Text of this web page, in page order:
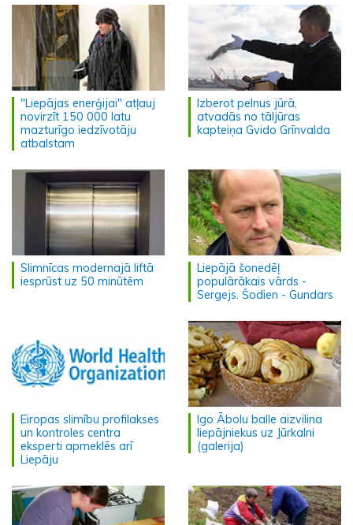
"Liepājas enerģijai" atļauj
novirzīt 150 000 latu
mazturīgo iedzīvotāju
atbalstam
Izberot pelnus jūrā,
atvadās no tāljūras
kapteiņa Gvido Grīnvalda
Slimnīcas modernajā liftā
iesprūst uz 50 minūtēm
Liepājā šonedēļ
populārākais vārds -
Sergejs. Šodien - Gundars
Eiropas slimību profilakses
un kontroles centra
eksperti apmeklēs arī
Liepāju
Igo Ābolu balle aizvilina
liepājniekus uz Jūrkalni
(galerija)